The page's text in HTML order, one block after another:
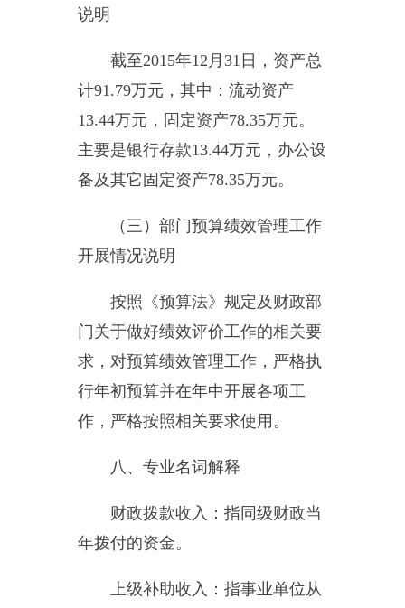
入”、“财政拨款结转和结余资
收入”、“其他收入”不足以安排当年
支出的情况下，使用以前年度积累
的事业基金（即事业单位当年收支
相抵后按国家规定提取、用于弥补
以后年度收支差额的基金）弥补本
上年结转和结余：指以前年度
毕、结转到本年度按有关规定继续
使用的资金，既包括财政拨款结转
和结余，也包括事业收入、经营收
结余分配：反映单位当年结余
以前年度预算安排、因客观条件发
生变化无法按原计划实施，需要延
的资金，既包括财政拨款结转和结